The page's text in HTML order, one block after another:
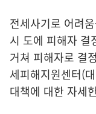
전세사기로 어려
시 도에 피해자 결
거쳐 피해자로 결
세피해지원센터(
대책에 대한 자세